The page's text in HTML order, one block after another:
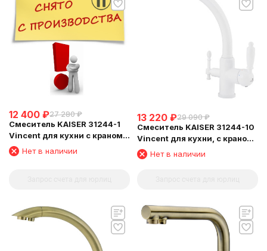
12 400 ₽27 280 ₽
Смеситель KAISER 31244-1
Vincent для кухни с краном
для питьевой воды
Нет в наличии
13 220 ₽29 090 ₽
Смеситель KAISER 31244-10
Vincent для кухни, с краном
для питьевой воды, белый
глянц
Нет в наличии